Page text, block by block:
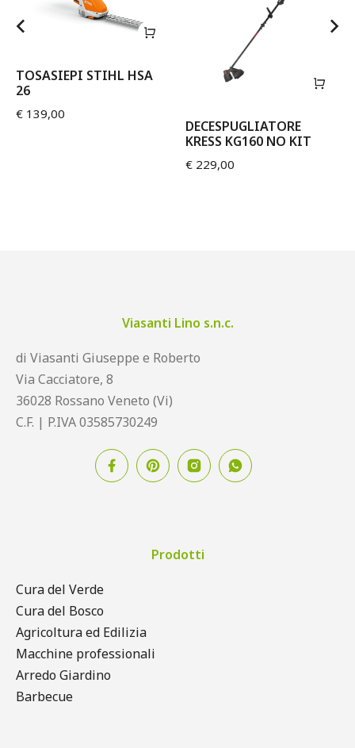
TOSASIEPI STIHL HSA
26
€ 139,00
DECESPUGLIATORE
KRESS KG160 NO KIT
€ 229,00
Viasanti Lino s.n.c.
di Viasanti Giuseppe e Roberto
Via Cacciatore, 8
36028 Rossano Veneto (Vi)
C.F. | P.IVA 03585730249
Prodotti
Cura del Verde
Cura del Bosco
Agricoltura ed Edilizia
Macchine professionali
Arredo Giardino
Barbecue